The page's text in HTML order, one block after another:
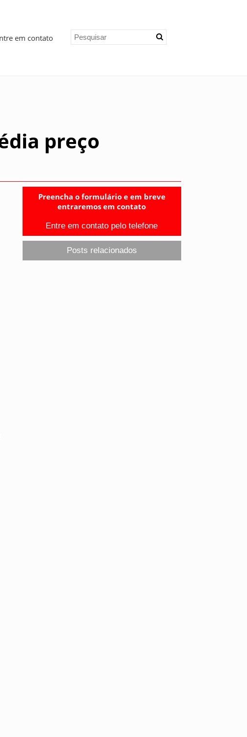
em contato
preço
Preencha o formulário e em breve
entraremos em contato
Entre em contato pelo telefone
Posts relacionados